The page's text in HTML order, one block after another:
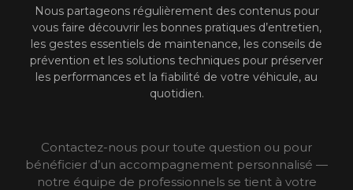
Nous partageons régulièrement des contenus pour
vous faire découvrir les bonnes pratiques d’entretien,
les gestes essentiels de maintenance, les conseils de
prévention et les solutions techniques pour préserver
les performances et la fiabilité de votre véhicule, au
quotidien.
Contactez-nous pour toute question ou pour
bénéficier d’un accompagnement personnalisé —
notre équipe de professionnels se tient à votre